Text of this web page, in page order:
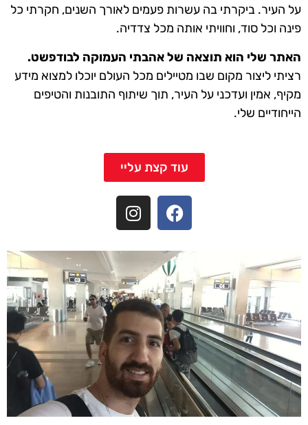
על העיר. ביקרתי בה עשרות פעמים לאורך השנים, חקרתי כל
פינה וכל סוד, וחוויתי אותה מכל צדדיה.
האתר שלי הוא תוצאה של אהבתי העמוקה לבודפשט.
רציתי ליצור מקום שבו מטיילים מכל העולם יוכלו למצוא מידע
מקיף, אמין ועדכני על העיר, תוך שיתוף התובנות והטיפים
הייחודיים שלי.
עוד קצת עליי